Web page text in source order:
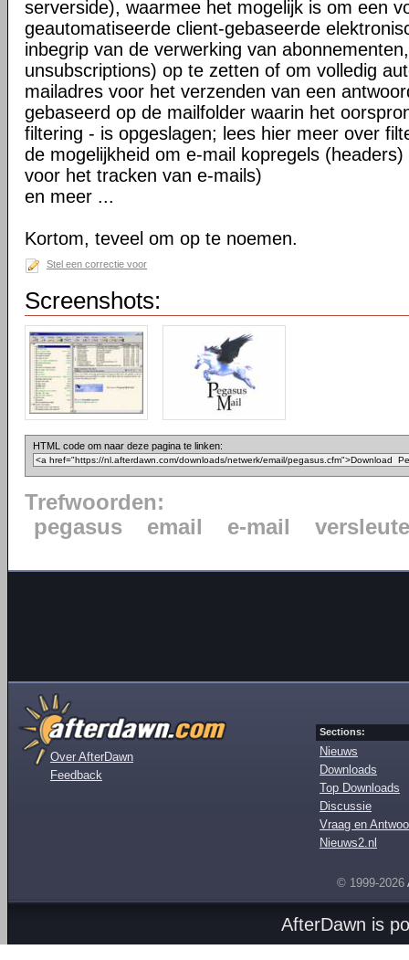
serverside), waarmee het mogelijk is om een
geautomatiseerde client-gebaseerde
inbegrip van de verwerking van
unsubscriptions) op te zetten of om volledig
mailadres voor het verzenden van een
gebaseerd op de mailfolder waarin het
filtering - is opgeslagen; lees hier meer over
de mogelijkheid om e-mail kopregels
voor het tracken van e-mails)
en meer ...
Kortom, teveel om op te noemen.
Stel een correctie voor
Screenshots:
HTML code om naar deze pagina te linken:
Trefwoorden:
pegasus
email e-mail
Over AfterDawn
Feedback
Sections:
Nieuws
Downloads
Top Downloads
Discussie
Vraag en
Nieuws2.nl
© 1999-2026
AfterDawn is